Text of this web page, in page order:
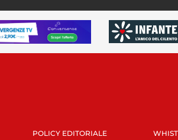
POLICY EDITORIALE